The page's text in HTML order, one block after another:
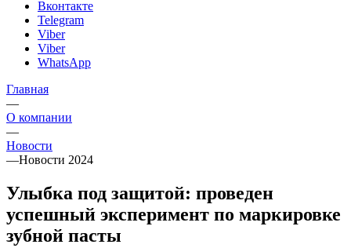
Вконтакте
Telegram
Viber
Viber
WhatsApp
Главная
—
О компании
—
Новости
—Новости 2024
Улыбка под защитой: проведен
успешный эксперимент по маркировке
зубной пасты